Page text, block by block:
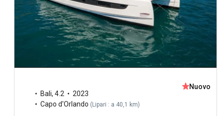
Bali, 4.2
2023
Capo d'Orlando (Lipari : a 40,1 km)
Nuovo